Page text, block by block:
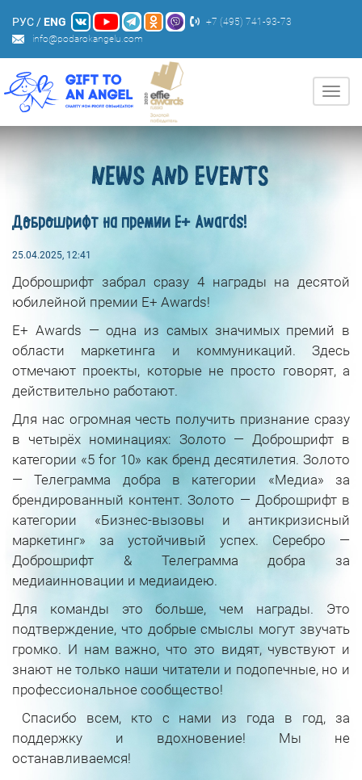
РУС / ENG
+7 (495) 741-93-73
info@podarokangelu.com
NEWS AND EVENTS
Доброшрифт на премии E+ Awards!
25.04.2025, 12:41
Доброшрифт забрал сразу 4 награды на десятой
юбилейной премии E+ Awards!
E+ Awards — одна из самых значимых премий в
области маркетинга и коммуникаций. Здесь
отмечают проекты, которые не просто говорят, а
действительно работают.
Для нас огромная честь получить признание сразу
в четырёх номинациях: Золото — Доброшрифт в
категории «5 for 10» как бренд десятилетия. Золото
— Телеграмма добра в категории «Медиа» за
брендированный контент. Золото — Доброшрифт в
категории «Бизнес-вызовы и антикризисный
маркетинг» за устойчивый успех. Серебро —
Доброшрифт & Телеграмма добра за
медиаинновации и медиаидею.
Для команды это больше, чем награды. Это
подтверждение, что добрые смыслы могут звучать
громко. И нам важно, что это видят, чувствуют и
знают не только наши читатели и подопечные, но и
профессиональное сообщество!
Спасибо всем, кто с нами из года в год, за
поддержку и вдохновение! Мы не
останавливаемся!